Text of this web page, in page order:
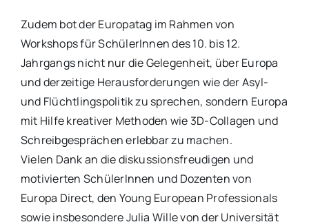
Zudem bot der Europatag im Rahmen von
Workshops für SchülerInnen des 10. bis 12.
Jahrgangs nicht nur die Gelegenheit, über Europa
und derzeitige Herausforderungen wie der Asyl-
und Flüchtlingspolitik zu sprechen, sondern Europa
mit Hilfe kreativer Methoden wie 3D-Collagen und
Schreibgesprächen erlebbar zu machen.
Vielen Dank an die diskussionsfreudigen und
motivierten SchülerInnen und Dozenten von
Europa Direct, den Young European Professionals
sowie insbesondere Julia Wille von der Universität